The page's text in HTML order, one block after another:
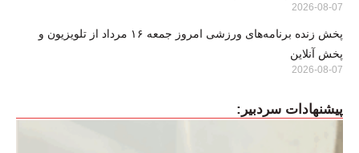
2026-08-07
پخش زنده برنامه‌های ورزشی امروز جمعه ۱۶ مرداد از تلویزیون و
پخش آنلاین
2026-08-07
پیشنهادات سردبیر: